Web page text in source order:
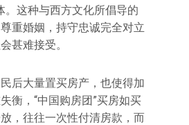
。这种与西方文化所倡导的
重婚姻，持守忠诚完全对立
甚难接受。
后大量置买房产，也使得加
衡，“中国购房团”买房如买
，往往一次性付清房款，而